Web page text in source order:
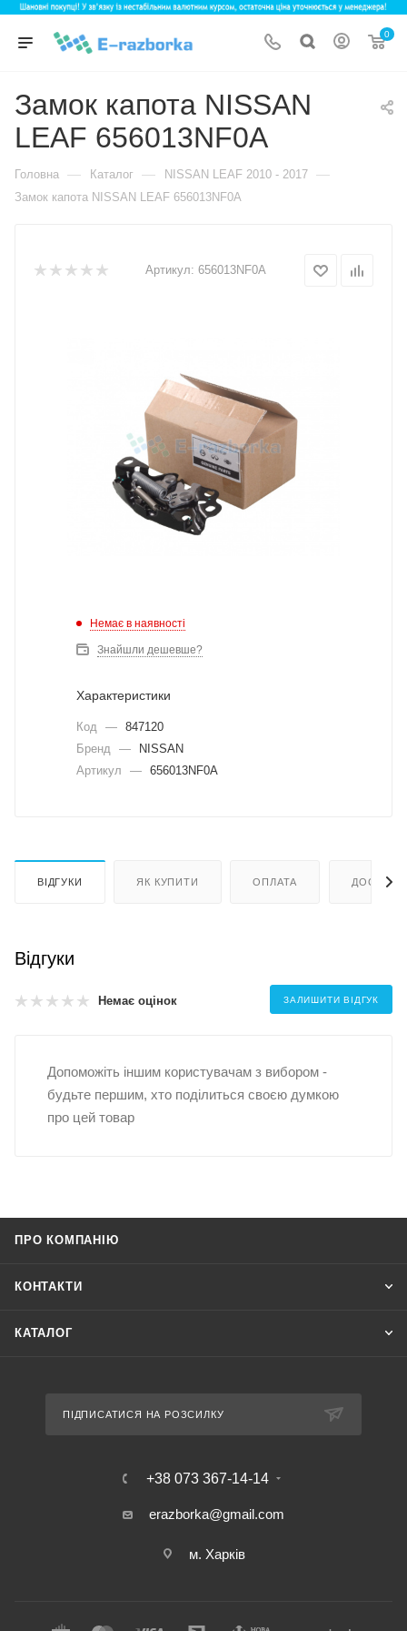
0
Замок капота NISSAN
LEAF 656013NF0A
Головна — Каталог — NISSAN LEAF 2010 - 2017 —
Замок капота NISSAN LEAF 656013NF0A
Артикул: 656013NF0A
Немає в наявності
Знайшли дешевше?
Характеристики
Код — 847120
Бренд
—
NISSAN
Артикул
— 656013NF0A
ВІДГУКИ ЯК КУПИТИ ОПЛАТА
Відгуки
Немає оцінок ЗАЛИШИТИ ВІДГУК
Допоможіть іншим користувачам з вибором -
будьте першим, хто поділиться своєю думкою
про цей товар
ПРО КОМПАНІЮ
КОНТАКТИ
КАТАЛОГ
ПІДПИСАТИСЯ НА РОЗСИЛКУ
+38 073 367-14-14
erazborka@gmail.com
м. Харків